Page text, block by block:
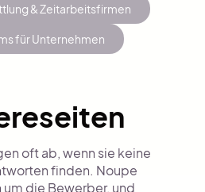
& Zeitarbeitsfirmen
für Unternehmen
oft ab, wenn sie keine
finden. Noupe
die Bewerber, und